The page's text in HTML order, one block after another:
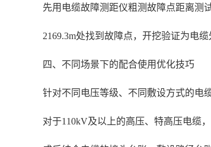
先用电缆故障测距仪粗测故障点距离测
2169.3m处找到故障点，开挖验证为电
四、不同场景下的配合使用优化技巧
针对不同电压等级、不同敷设方式的电
对于110kV及以上的高压、特高压电缆